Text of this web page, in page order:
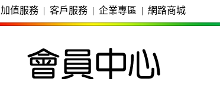
加值服務 | 客戶服務 | 企業專區 | 網路商城